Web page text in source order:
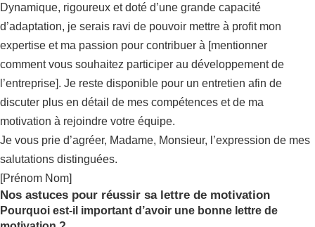
Dynamique, rigoureux et doté d’une grande capacité
d’adaptation, je serais ravi de pouvoir mettre à profit mon
expertise et ma passion pour contribuer à [mentionner
comment vous souhaitez participer au développement de
l’entreprise]. Je reste disponible pour un entretien afin de
discuter plus en détail de mes compétences et de ma
motivation à rejoindre votre équipe.
Je vous prie d’agréer, Madame, Monsieur, l’expression de mes
salutations distinguées.
[Prénom Nom]
Nos astuces pour réussir sa lettre de motivation
Pourquoi est-il important d’avoir une bonne lettre de